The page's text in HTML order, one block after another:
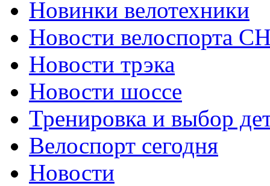
Новинки велотехники
Новости велоспорта
Новости трэка
Новости шоссе
Тренировка и выбор
Велоспорт сегодня
Новости